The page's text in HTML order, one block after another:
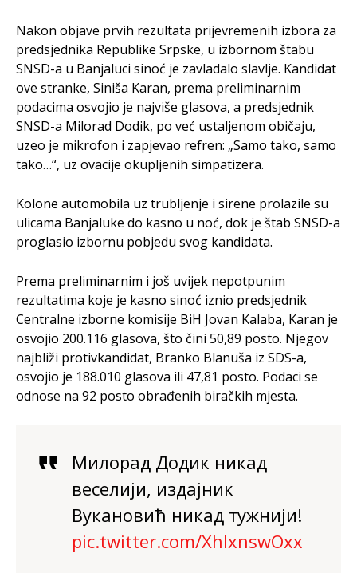
Nakon objave prvih rezultata prijevremenih izbora za
predsjednika Republike Srpske, u izbornom štabu
SNSD-a u Banjaluci sinoć je zavladalo slavlje. Kandidat
ove stranke, Siniša Karan, prema preliminarnim
podacima osvojio je najviše glasova, a predsjednik
SNSD-a Milorad Dodik, po već ustaljenom običaju,
uzeo je mikrofon i zapjevao refren: „Samo tako, samo
tako…“, uz ovacije okupljenih simpatizera.
Kolone automobila uz trubljenje i sirene prolazile su
ulicama Banjaluke do kasno u noć, dok je štab SNSD-a
proglasio izbornu pobjedu svog kandidata.
Prema preliminarnim i još uvijek nepotpunim
rezultatima koje je kasno sinoć iznio predsjednik
Centralne izborne komisije BiH Jovan Kalaba, Karan je
osvojio 200.116 glasova, što čini 50,89 posto. Njegov
najbliži protivkandidat, Branko Blanuša iz SDS-a,
osvojio je 188.010 glasova ili 47,81 posto. Podaci se
odnose na 92 posto obrađenih biračkih mjesta.
Милорад Додик никад
веселији, издајник
Вукановић никад тужнији!
pic.twitter.com/XhlxnswOxx